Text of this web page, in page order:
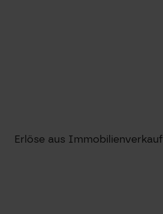
Erlöse aus Immobilienverkauf